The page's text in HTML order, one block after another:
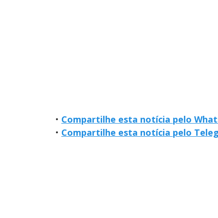
• Compartilhe esta notícia pelo
• Compartilhe esta notícia pelo